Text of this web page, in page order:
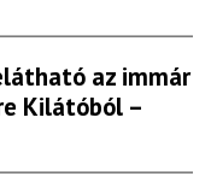
az immár
Kilátóból –